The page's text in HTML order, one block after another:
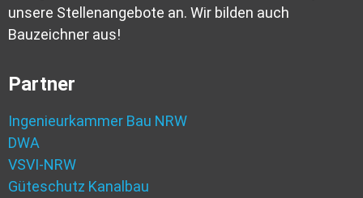
unsere Stellenangebote an. Wir bilden auch
Bauzeichner aus!
Partner
Ingenieurkammer Bau NRW
DWA
VSVI-NRW
Güteschutz Kanalbau